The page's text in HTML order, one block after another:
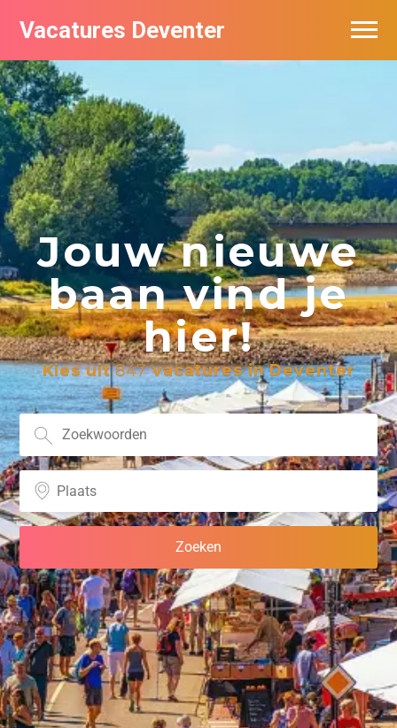
Vacatures Deventer
Jouw nieuwe
baan vind je
hier!
Kies uit847vacatures in Deventer
Vacatures per bedrijf in Deventer
De populairste vacatures in Deventer
Nieuwsbrief feed